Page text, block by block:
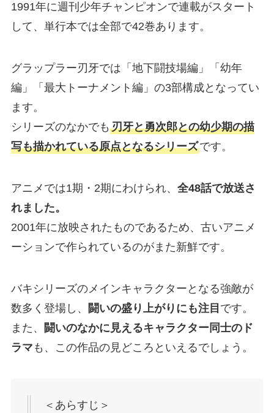
1991年に週刊少年チャンピオンで連載がスタート
して、単行本では全部で42巻あります。
グラップラー刃牙では「地下闘技場編」「幼年
編」「最大トーナメント編」の3部構成となってい
ます。
シリーズのなかでも 刃牙と勇次郎との幼少期の描
写も描かれている原点となるシリーズです。
アニメでは1期・2期にわけられ、 全48話で放送さ
れました。
2001年に放映されたものであるため、古いアニメ
ーションで作られているのがまた新鮮です。
バキシリーズのメインキャラクターとなる強敵が
数多く登場し、
闘いの盛り上がりにも注目 です。
また、
闘いのなかに見えるキャラクター同士のド
ラマ も、この作品の見どころといえるでしょう。
＜あらすじ＞